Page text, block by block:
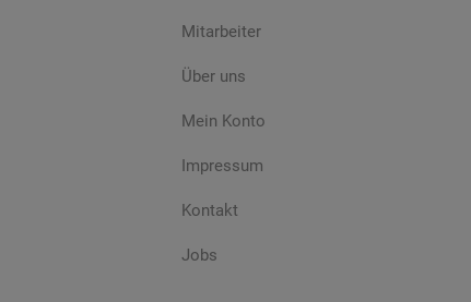
Mitarbeiter
Über uns
Mein Konto
Impressum
Kontakt
Jobs